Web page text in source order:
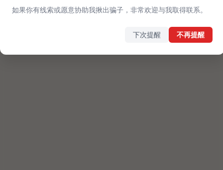
如果你有线索或愿意协助我揪出骗子，非常欢迎与我取得联系。
下次提醒 不再提醒